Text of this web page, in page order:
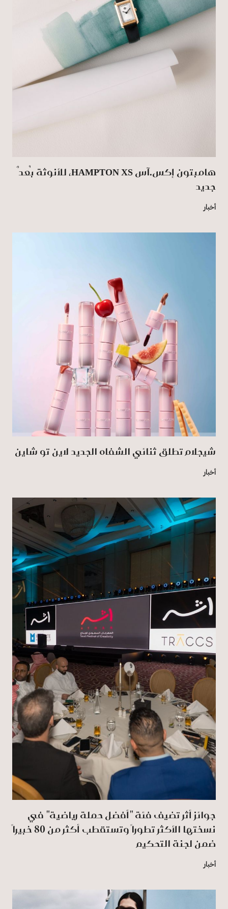
هامبتون إكس.آس HAMPTON XS، للأنوثة بُعدٌ
جديد
أخبار
شيجلام تطلق ثنائي الشفاه الجديد لاين تو شاين
أخبار
جوائز أثر تضيف فئة "أفضل حملة رياضية" في
نسختها الأكثر تطوراً وتستقطب أكثر من 80 خبيراً
ضمن لجنة التحكيم
أخبار